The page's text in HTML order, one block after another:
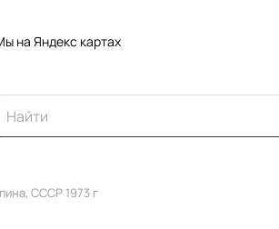
на Яндекс картах
СССР 1973 г